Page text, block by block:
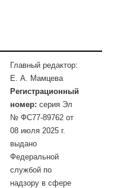
Главный редактор:
Е. А. Мамцева
Регистрационный
номер: серия Эл
№ ФС77-89762 от
08 июля 2025 г.
выдано
Федеральной
службой по
надзору в сфере